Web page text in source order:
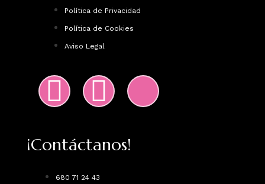
¡Contáctanos!
680 71 24 43
Política de Privacidad
Política de Cookies
Aviso Legal